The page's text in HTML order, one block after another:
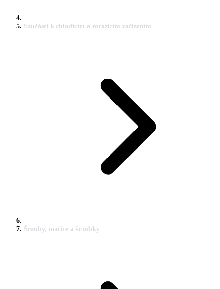
Součásti k chladicím a mrazicím zařízením
Šrouby, matice a šroubky